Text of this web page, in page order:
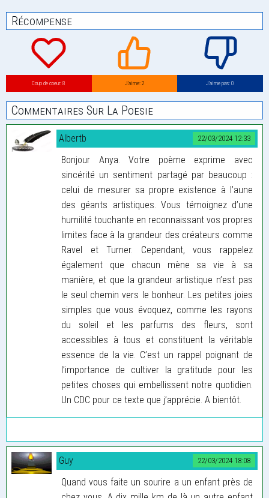
Récompense
Coup de coeur: 8 J’aime: 2 J’aime pas: 0
Commentaires Sur La Poesie
22/03/2024 12:33
Albertb
Bonjour Anya. Votre poème exprime avec
sincérité un sentiment partagé par beaucoup :
celui de mesurer sa propre existence à l’aune
des géants artistiques. Vous témoignez d’une
humilité touchante en reconnaissant vos propres
limites face à la grandeur des créateurs comme
Ravel et Turner. Cependant, vous rappelez
également que chacun mène sa vie à sa
manière, et que la grandeur artistique n’est pas
le seul chemin vers le bonheur. Les petites joies
simples que vous évoquez, comme les rayons
du soleil et les parfums des fleurs, sont
accessibles à tous et constituent la véritable
essence de la vie. C’est un rappel poignant de
l’importance de cultiver la gratitude pour les
petites choses qui embellissent notre quotidien.
Un CDC pour ce texte que j’apprécie. A bientôt.
22/03/2024 18:08
Guy
Quand vous faite un sourire a un enfant près de